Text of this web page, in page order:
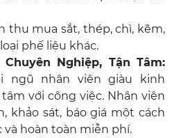
thu mua sắt, thép, chì, kẽm,
phế liệu khác.
Nghiệp, Tận Tâm:
ngũ nhân viên giàu kinh
với công việc. Nhân viên
khảo sát, báo giá một cách
hoàn toàn miễn phí.